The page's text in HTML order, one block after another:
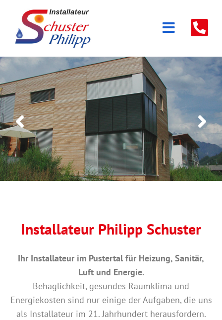
Installateur Philipp Schuster
Ihr Installateur im Pustertal für Heizung, Sanitär,
Luft und Energie.
Behaglichkeit, gesundes Raumklima und
Energiekosten sind nur einige der Aufgaben, die uns
als Installateur im 21. Jahrhundert herausfordern.